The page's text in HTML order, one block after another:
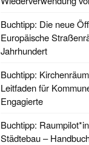
Buchtipp: Die neue
Europäische
Jahrhundert
Buchtipp:
Leitfaden für
Engagierte
Buchtipp:
Städtebau –